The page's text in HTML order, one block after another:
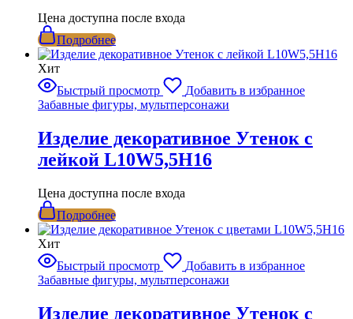
Цена доступна после входа
Подробнее
Хит
Быстрый просмотр
Добавить в избранное
Забавные фигуры, мультперсонажи
Изделие декоративное Утенок с
лейкой L10W5,5H16
Цена доступна после входа
Подробнее
Хит
Быстрый просмотр
Добавить в избранное
Забавные фигуры, мультперсонажи
Изделие декоративное Утенок с